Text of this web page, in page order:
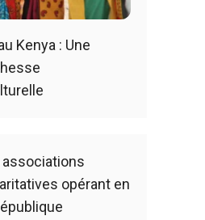
Kenya : Une
associations
opérant en